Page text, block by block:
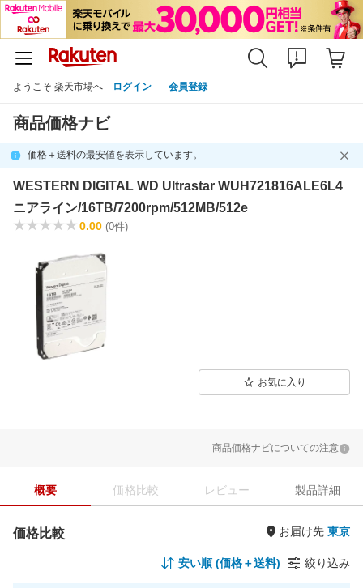
ようこそ 楽天市場へ ログイン 会員登録
商品価格ナビ
価格＋送料の最安値を表示しています。
WESTERN DIGITAL WD Ultrastar WUH721816ALE6L4
ニアライン/16TB/7200rpm/512MB/512e
0.00 (0件)
お気に入り
商品価格ナビについての注意
概要 価格比較 レビュー 製品詳細
価格比較 お届け先
安い順 (価格＋送料) 絞り込み